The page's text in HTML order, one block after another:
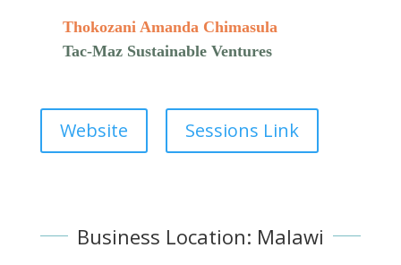
Thokozani Amanda Chimasula
Tac-Maz Sustainable Ventures
Website Sessions Link
Business Location: Malawi